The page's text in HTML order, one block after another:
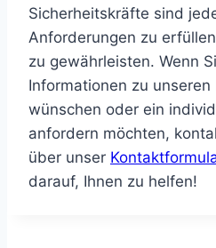
Sicherheitskräfte sind
Anforderungen zu
zu gewährleisten. Wenn
Informationen zu
wünschen oder ein
anfordern möchten,
über unser
darauf, Ihnen zu helfen!